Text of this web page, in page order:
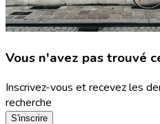
Vous n'avez pas trouvé
Inscrivez-vous et recevez les
recherche
S'inscrire